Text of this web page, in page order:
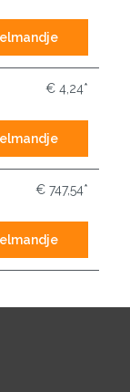
€ 4,24*
€ 747,54*